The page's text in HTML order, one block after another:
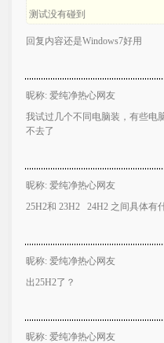
测试没有碰到
回复内容还是Windows7好用
昵称: 爱纯净热心网友
我试过几个不同电脑装，有些电
不去了
昵称: 爱纯净热心网友
25H2和 23H2 24H2 之间具体有
昵称: 爱纯净热心网友
出25H2了？
昵称: 爱纯净热心网友